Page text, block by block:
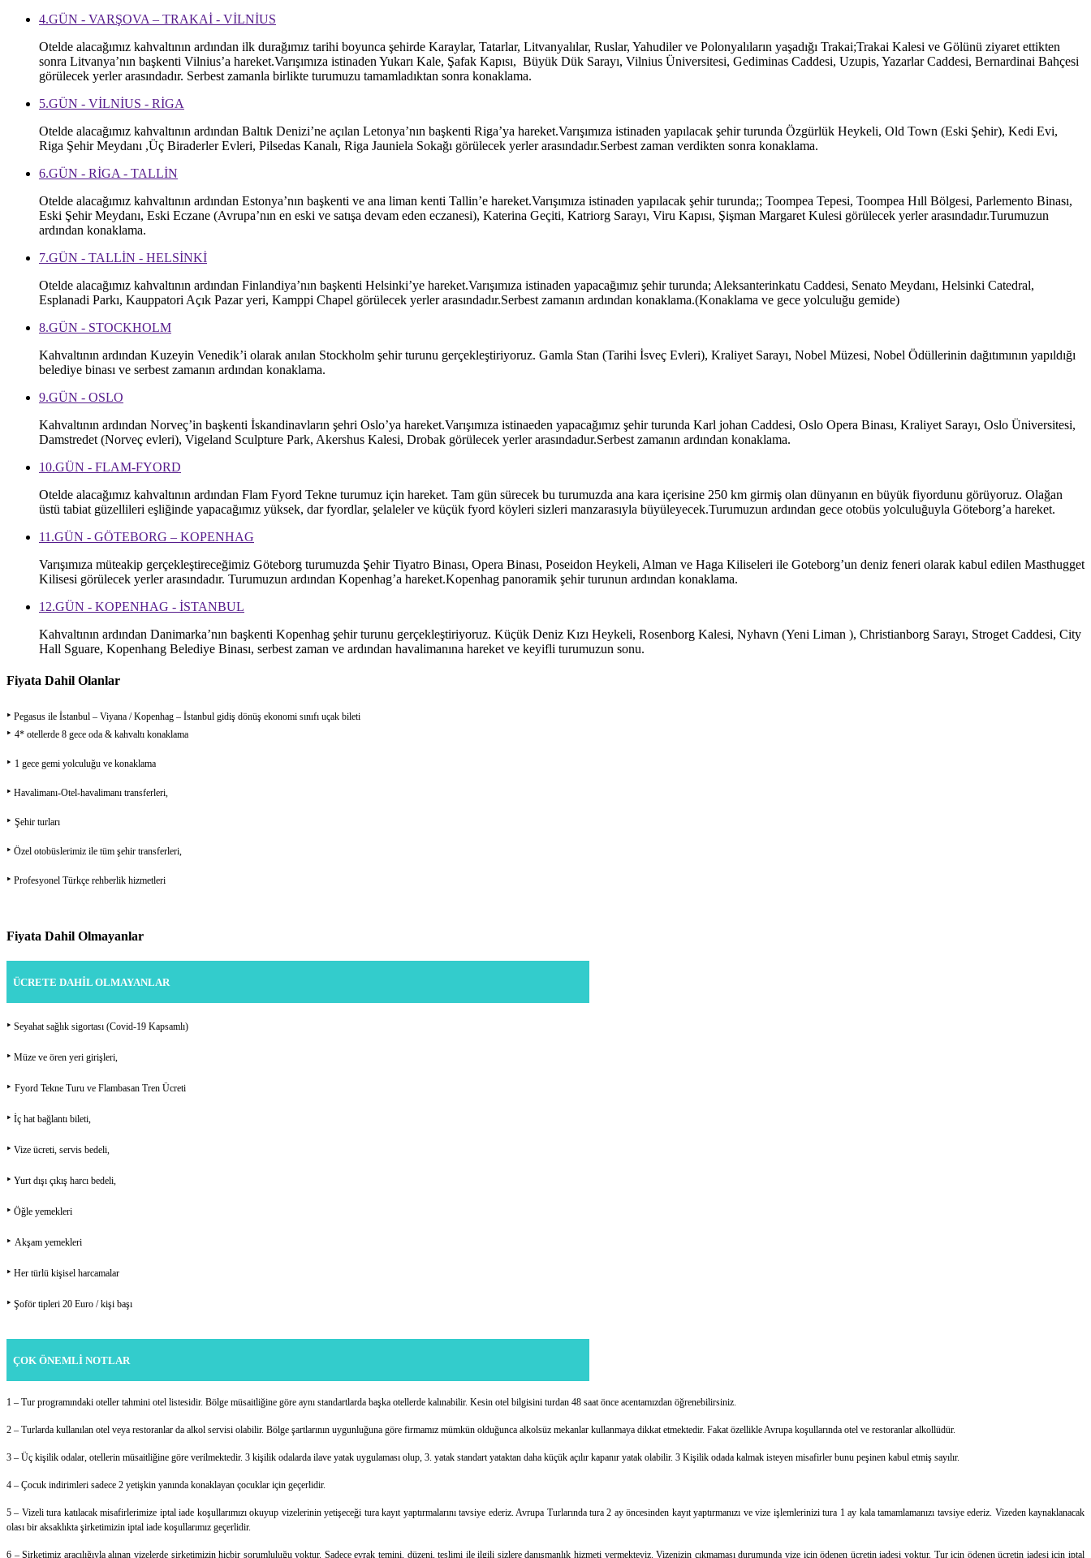
4.GÜN - VARŞOVA – TRAKAİ - VİLNİUS
Otelde alacağımız kahvaltının ardından ilk durağımız tarihi boyunca şehirde Karaylar, Tatarlar, Litvanyalılar, Ruslar, Yahudiler ve Polonyalıların yaşadığı Trakai;Trakai Kalesi ve Gölünü ziyaret ettikten
sonra Litvanya’nın başkenti Vilnius’a hareket.Varışımıza istinaden Yukarı Kale, Şafak Kapısı, Büyük Dük Sarayı, Vilnius Üniversitesi, Gediminas Caddesi, Uzupis, Yazarlar Caddesi, Bernardinai Bahçesi
görülecek yerler arasındadır. Serbest zamanla birlikte turumuzu tamamladıktan sonra konaklama.
5.GÜN - VİLNİUS - RİGA
Otelde alacağımız kahvaltının ardından Baltık Denizi’ne açılan Letonya’nın başkenti Riga’ya hareket.Varışımıza istinaden yapılacak şehir turunda Özgürlük Heykeli, Old Town (Eski Şehir), Kedi Evi,
Riga Şehir Meydanı ,Üç Biraderler Evleri, Pilsedas Kanalı, Riga Jauniela Sokağı görülecek yerler arasındadır.Serbest zaman verdikten sonra konaklama.
6.GÜN - RİGA - TALLİN
Otelde alacağımız kahvaltının ardından Estonya’nın başkenti ve ana liman kenti Tallin’e hareket.Varışımıza istinaden yapılacak şehir turunda;; Toompea Tepesi, Toompea Hıll Bölgesi, Parlemento Binası,
Eski Şehir Meydanı, Eski Eczane (Avrupa’nın en eski ve satışa devam eden eczanesi), Katerina Geçiti, Katriorg Sarayı, Viru Kapısı, Şişman Margaret Kulesi görülecek yerler arasındadır.Turumuzun
ardından konaklama.
7.GÜN - TALLİN - HELSİNKİ
Otelde alacağımız kahvaltının ardından Finlandiya’nın başkenti Helsinki’ye hareket.Varışımıza istinaden yapacağımız şehir turunda; Aleksanterinkatu Caddesi, Senato Meydanı, Helsinki Catedral,
Esplanadi Parkı, Kauppatori Açık Pazar yeri, Kamppi Chapel görülecek yerler arasındadır.Serbest zamanın ardından konaklama.(Konaklama ve gece yolculuğu gemide)
8.GÜN - STOCKHOLM
Kahvaltının ardından Kuzeyin Venedik’i olarak anılan Stockholm şehir turunu gerçekleştiriyoruz. Gamla Stan (Tarihi İsveç Evleri), Kraliyet Sarayı, Nobel Müzesi, Nobel Ödüllerinin dağıtımının yapıldığı
belediye binası ve serbest zamanın ardından konaklama.
9.GÜN - OSLO
Kahvaltının ardından Norveç’in başkenti İskandinavların şehri Oslo’ya hareket.Varışımıza istinaeden yapacağımız şehir turunda Karl johan Caddesi, Oslo Opera Binası, Kraliyet Sarayı, Oslo Üniversitesi,
Damstredet (Norveç evleri), Vigeland Sculpture Park, Akershus Kalesi, Drobak görülecek yerler arasındadur.Serbest zamanın ardından konaklama.
10.GÜN - FLAM-FYORD
Otelde alacağımız kahvaltının ardından Flam Fyord Tekne turumuz için hareket. Tam gün sürecek bu turumuzda ana kara içerisine 250 km girmiş olan dünyanın en büyük fiyordunu görüyoruz. Olağan
üstü tabiat güzellileri eşliğinde yapacağımız yüksek, dar fyordlar, şelaleler ve küçük fyord köyleri sizleri manzarasıyla büyüleyecek.Turumuzun ardından gece otobüs yolculuğuyla Göteborg’a hareket.
11.GÜN - GÖTEBORG – KOPENHAG
Varışımıza müteakip gerçekleştireceğimiz Göteborg turumuzda Şehir Tiyatro Binası, Opera Binası, Poseidon Heykeli, Alman ve Haga Kiliseleri ile Goteborg’un deniz feneri olarak kabul edilen Masthugget
Kilisesi görülecek yerler arasındadır. Turumuzun ardından Kopenhag’a hareket.Kopenhag panoramik şehir turunun ardından konaklama.
12.GÜN - KOPENHAG - İSTANBUL
Kahvaltının ardından Danimarka’nın başkenti Kopenhag şehir turunu gerçekleştiriyoruz. Küçük Deniz Kızı Heykeli, Rosenborg Kalesi, Nyhavn (Yeni Liman ), Christianborg Sarayı, Stroget Caddesi, City
Hall Sguare, Kopenhang Belediye Binası, serbest zaman ve ardından havalimanına hareket ve keyifli turumuzun sonu.
Fiyata Dahil Olanlar
‣ Pegasus ile İstanbul – Viyana / Kopenhag – İstanbul gidiş dönüş ekonomi sınıfı uçak bileti
‣ 4* otellerde 8 gece oda & kahvaltı konaklama
‣ 1 gece gemi yolculuğu ve konaklama
‣ Havalimanı-Otel-havalimanı transferleri,
‣ Şehir turları
‣ Özel otobüslerimiz ile tüm şehir transferleri,
‣ Profesyonel Türkçe rehberlik hizmetleri
Fiyata Dahil Olmayanlar
ÜCRETE DAHİL OLMAYANLAR
‣ Seyahat sağlık sigortası (Covid-19 Kapsamlı)
‣ Müze ve ören yeri girişleri,
‣ Fyord Tekne Turu ve Flambasan Tren Ücreti
‣ İç hat bağlantı bileti,
‣ Vize ücreti, servis bedeli,
‣ Yurt dışı çıkış harcı bedeli,
‣ Öğle yemekleri
‣ Akşam yemekleri
‣ Her türlü kişisel harcamalar
‣ Şoför tipleri 20 Euro / kişi başı
ÇOK ÖNEMLİ NOTLAR
1 – Tur programındaki oteller tahmini otel listesidir. Bölge müsaitliğine göre aynı standartlarda başka otellerde kalınabilir. Kesin otel bilgisini turdan 48 saat önce acentamızdan öğrenebilirsiniz.
2 – Turlarda kullanılan otel veya restoranlar da alkol servisi olabilir. Bölge şartlarının uygunluğuna göre firmamız mümkün olduğunca alkolsüz mekanlar kullanmaya dikkat etmektedir. Fakat özellikle Avrupa koşullarında otel ve restoranlar alkollüdür.
3 – Üç kişilik odalar, otellerin müsaitliğine göre verilmektedir. 3 kişilik odalarda ilave yatak uygulaması olup, 3. yatak standart yataktan daha küçük açılır kapanır yatak olabilir. 3 Kişilik odada kalmak isteyen misafirler bunu peşinen kabul etmiş sayılır.
4 – Çocuk indirimleri sadece 2 yetişkin yanında konaklayan çocuklar için geçerlidir.
5 – Vizeli tura katılacak misafirlerimize iptal iade koşullarımızı okuyup vizelerinin yetişeceği tura kayıt yaptırmalarını tavsiye ederiz. Avrupa Turlarında tura 2 ay öncesinden kayıt yaptırmanızı ve vize işlemlerinizi tura 1 ay kala tamamlamanızı tavsiye ederiz. Vizeden kaynaklanacak
olası bir aksaklıkta şirketimizin iptal iade koşullarımız geçerlidir.
6 – Şirketimiz aracılığıyla alınan vizelerde şirketimizin hiçbir sorumluluğu yoktur. Sadece evrak temini, düzeni, teslimi ile ilgili sizlere danışmanlık hizmeti vermekteyiz. Vizenizin çıkmaması durumunda vize için ödenen ücretin iadesi yoktur. Tur için ödenen ücretin iadesi için iptal